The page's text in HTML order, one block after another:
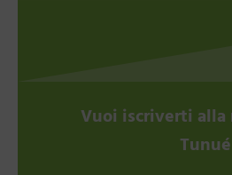
Vuoi iscriverti